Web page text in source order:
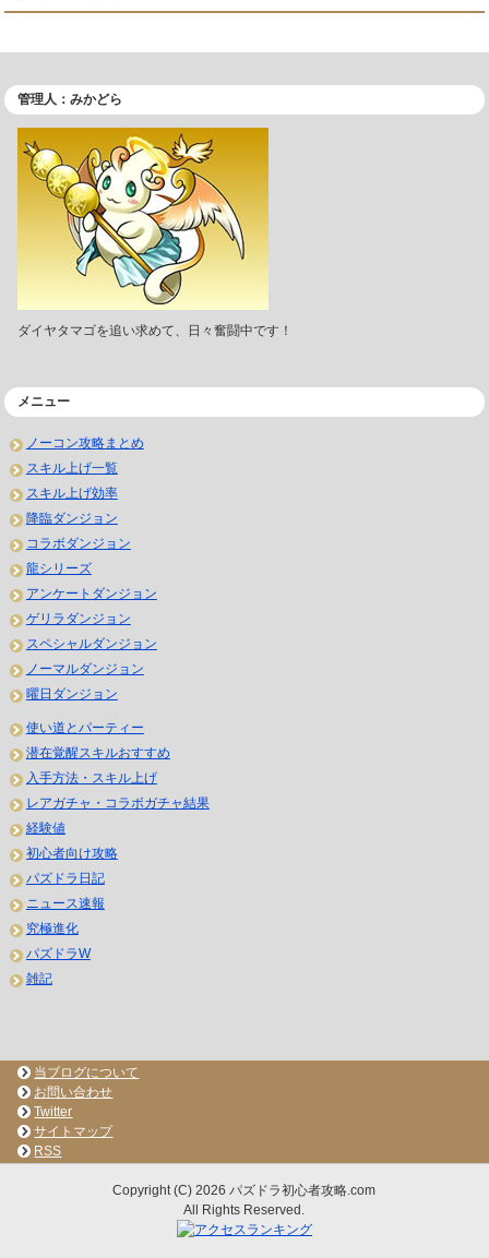
管理人：みかどら
ダイヤタマゴを追い求めて、日々奮闘中です！
メニュー
ノーコン攻略まとめ
スキル上げ一覧
スキル上げ効率
降臨ダンジョン
コラボダンジョン
龍シリーズ
アンケートダンジョン
ゲリラダンジョン
スペシャルダンジョン
ノーマルダンジョン
曜日ダンジョン
使い道とパーティー
潜在覚醒スキルおすすめ
入手方法・スキル上げ
レアガチャ・コラボガチャ結果
経験値
初心者向け攻略
パズドラ日記
ニュース速報
究極進化
パズドラW
雑記
当ブログについて
お問い合わせ
Twitter
サイトマップ
RSS
Copyright (C) 2026 パズドラ初心者攻略.com
All Rights Reserved.